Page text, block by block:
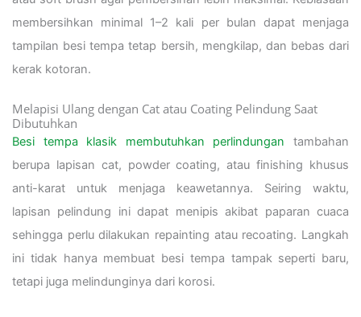
membersihkan minimal 1–2 kali per bulan dapat menjaga
tampilan besi tempa tetap bersih, mengkilap, dan bebas dari
kerak kotoran.
Melapisi Ulang dengan Cat atau Coating Pelindung Saat
Dibutuhkan
Besi tempa klasik membutuhkan perlindungan tambahan
berupa lapisan cat, powder coating, atau finishing khusus
anti-karat untuk menjaga keawetannya. Seiring waktu,
lapisan pelindung ini dapat menipis akibat paparan cuaca
sehingga perlu dilakukan repainting atau recoating. Langkah
ini tidak hanya membuat besi tempa tampak seperti baru,
tetapi juga melindunginya dari korosi.